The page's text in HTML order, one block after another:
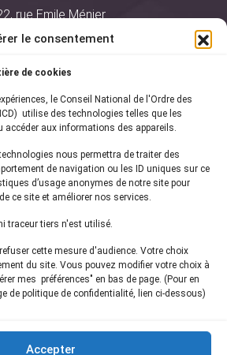
le consentement
de cookies
le Conseil National de l'Ordre des
utilise des technologies telles que les
accéder aux informations des appareils.
nous permettra de traiter des
de navigation ou les ID uniques sur ce
d’usage anonymes de notre site pour
ce site et améliorer nos services.
traceur tiers n'est utilisé.
cette mesure d'audience. Votre choix
du site. Vous pouvez modifier votre choix à
mes préférences" en bas de page. (Pour en
de politique de confidentialité, lien ci-dessous)
Accepter
rue Emile Ménier
Paris Cedex 16
01 44 34 78 80
courrier@oncd.org
Actualités
Presse
légales
Plan du site
à notrenewsletter